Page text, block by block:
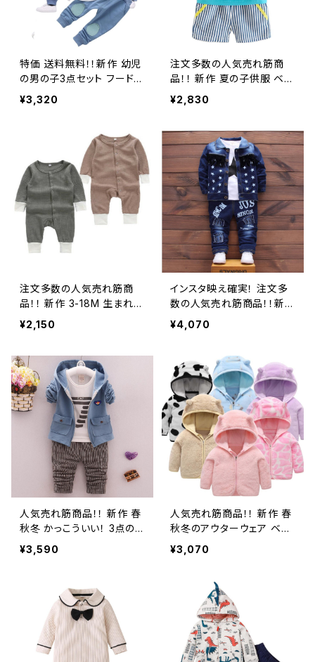
特価 送料無料！！新作 幼児
の男の子3点セット フード付
きセーター スタイリッシュ
なパッチポケットトップパン
ッズスポーツスーツ
¥3,320
注文多数の人気売れ筋商
品！！ 新作 夏の子供服 ベビ
ーボーイコットンベストショ
ーツ 上下セット 幼児 キッ
¥2,830
注文多数の人気売れ筋商
品！！ 新作 3-18M 生まれた
キッズ ベイビー ボーイズ&
ガールズ オータムソフトロ
ンプスーツ
¥2,150
インスタ映え確実！ 注文多
数の人気売れ筋商品！！新作
子供春秋冬 ベビーボーイ
ズ&ガールズ洋服セット テ
ーンズパンツ3点セット
¥4,070
人気売れ筋商品！！ 新作 春
秋冬 かっこういい！ 3点の
ベビー&ボーイセット 長袖
Tシャツ+コート+パンツ 男
¥3,590
人気売れ筋商品！！ 新作 春
秋冬のアウターウェア ベビ
ーガールズフード付きコー
ト ダブルレイヤー ぬいぐる
ト ガール&ボーイズ クリス
マスキッズ
¥3,070